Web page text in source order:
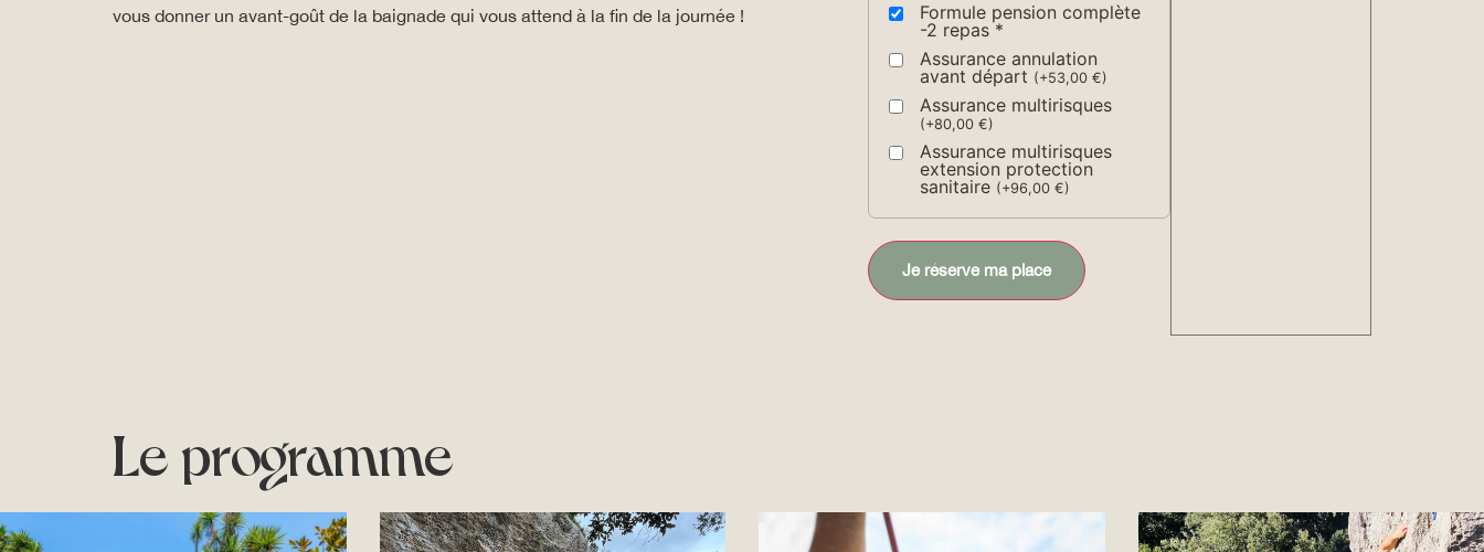
Formule pension complète
-2 repas*
Assurance annulation
avant départ (+53,00 €)
Assurance multirisques
(+80,00 €)
Assurance multirisques
extension protection
sanitaire (+96,00 €)
Je réserve ma place
vous donner un avant-goût de la baignade qui vous attend à la fin de la journée !
Le programme